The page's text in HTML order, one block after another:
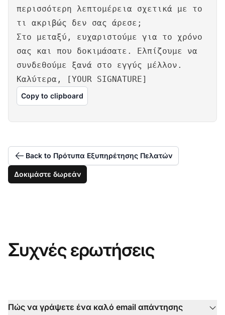
περισσότερη λεπτομέρεια σχετικά με το
τι ακριβώς δεν σας άρεσε;
Στο μεταξύ, ευχαριστούμε για το χρόνο
σας και που δοκιμάσατε. Ελπίζουμε να
συνδεθούμε ξανά στο εγγύς μέλλον.
Καλύτερα, [YOUR SIGNATURE]
Copy to clipboard
Back to Πρότυπα Εξυπηρέτησης Πελατών
Δοκιμάστε δωρεάν
Συχνές ερωτήσεις
Πώς να γράψετε ένα καλό email απάντησης